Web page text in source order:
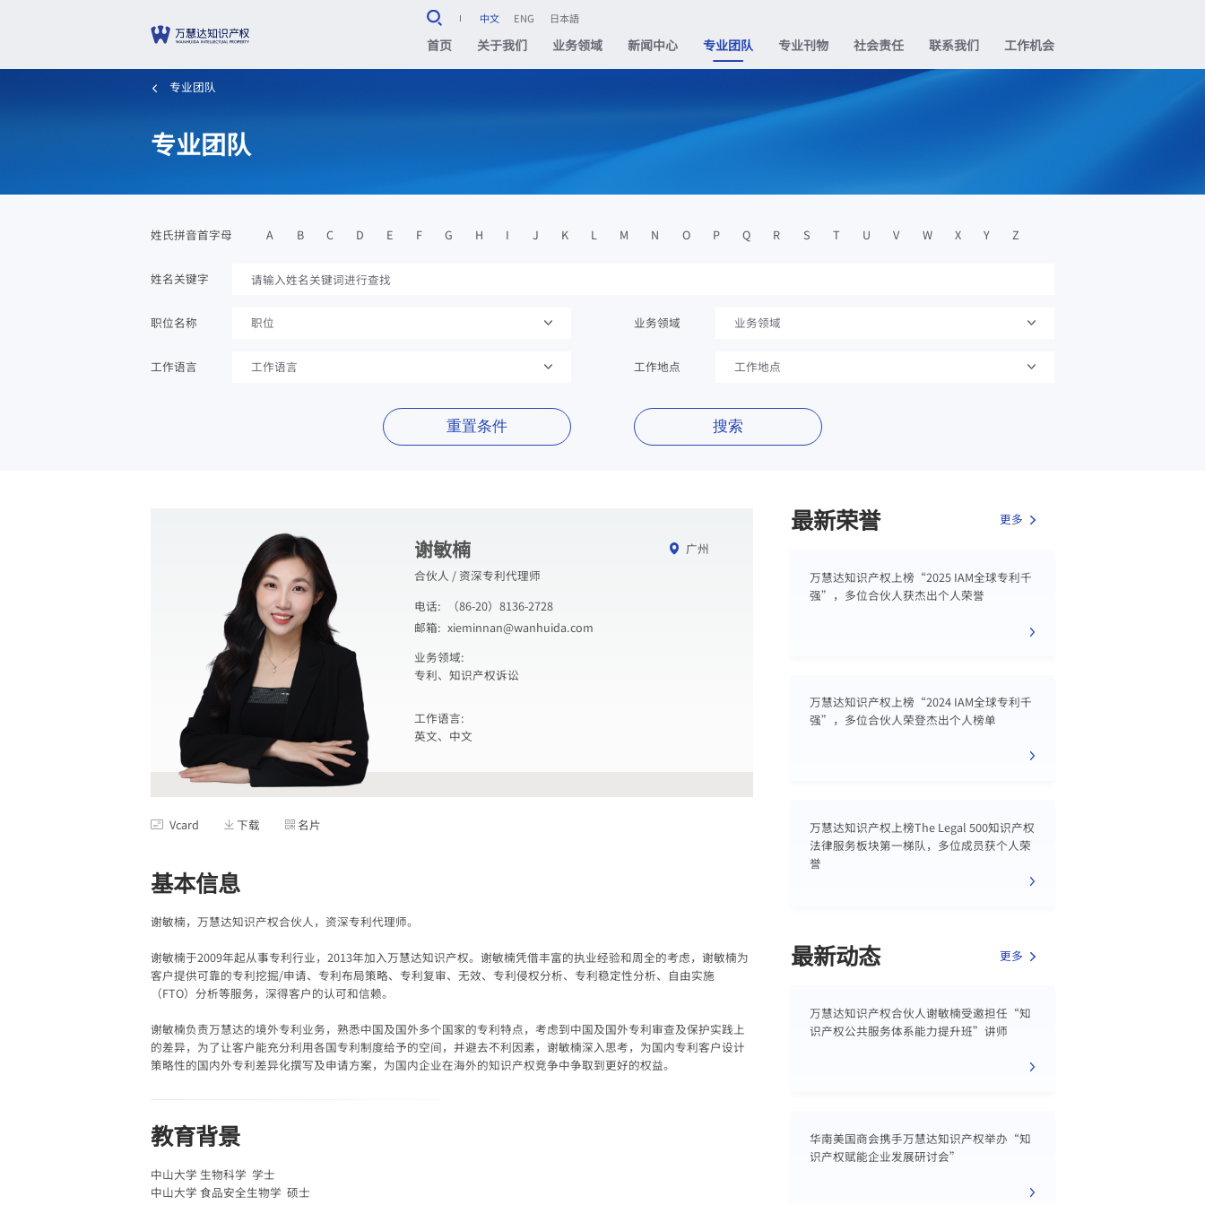
中文 ENG 日本語
首页 关于我们 业务领域 新闻中心 专业团队 专业刊物 社会责任 联系我们 工作机会
专业团队
专业团队
姓氏拼音首字母 A B C D E F G H I J K L M N O P Q R S T U V W X Y Z
姓名关键字
职位名称 职位 业务领域 业务领域
工作语言 工作语言 工作地点 工作地点
重置条件 搜索
谢敏楠
广州
合伙人 / 资深专利代理师
电话:
（86-20）8136-2728
邮箱: xieminnan@wanhuida.com
业务领域:
专利、知识产权诉讼
工作语言:
英文、中文
Vcard 下载 名片
基本信息
谢敏楠，万慧达知识产权合伙人，资深专利代理师。
谢敏楠于2009年起从事专利行业，2013年加入万慧达知识产权。谢敏楠凭借丰富的执业经验和周全的考虑，谢敏楠为
客户提供可靠的专利挖掘/申请、专利布局策略、专利复审、无效、专利侵权分析、专利稳定性分析、自由实施
（FTO）分析等服务，深得客户的认可和信赖。
谢敏楠负责万慧达的境外专利业务，熟悉中国及国外多个国家的专利特点，考虑到中国及国外专利审查及保护实践上
的差异，为了让客户能充分利用各国专利制度给予的空间，并避去不利因素，谢敏楠深入思考，为国内专利客户设计
策略性的国内外专利差异化撰写及申请方案，为国内企业在海外的知识产权竞争中争取到更好的权益。
教育背景
中山大学 生物科学 学士
中山大学 食品安全生物学 硕士
最新荣誉 更多
万慧达知识产权上榜“2025 IAM全球专利千
强”，多位合伙人获杰出个人荣誉
万慧达知识产权上榜“2024 IAM全球专利千
强”，多位合伙人荣登杰出个人榜单
万慧达知识产权上榜The Legal 500知识产权
法律服务板块第一梯队，多位成员获个人荣
誉
最新动态 更多
万慧达知识产权合伙人谢敏楠受邀担任“知
识产权公共服务体系能力提升班”讲师
华南美国商会携手万慧达知识产权举办“知
识产权赋能企业发展研讨会”